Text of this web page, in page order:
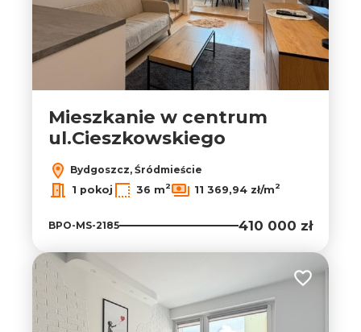
Mieszkanie w centrum
ul.Cieszkowskiego
Bydgoszcz, Śródmieście
1 pokoj
36 m2 11 369,94 zł/m2
BPO-MS-2185 410 000 zł
Dodaj do